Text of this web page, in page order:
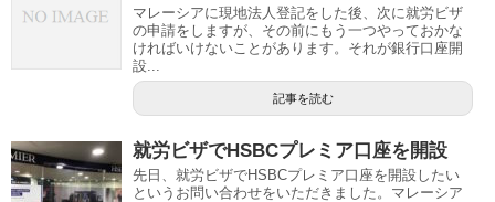
マレーシアに現地法人登記をした後、次に就労ビザ
の申請をしますが、その前にもう一つやっておかな
ければいけないことがあります。それが銀行口座開
設...
記事を読む
就労ビザでHSBCプレミア口座を開設
先日、就労ビザでHSBCプレミア口座を開設したい
というお問い合わせをいただきました。マレーシア